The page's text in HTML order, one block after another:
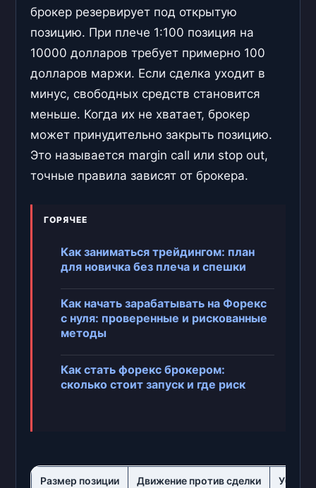
брокер резервирует под открытую
позицию. При плече 1:100 позиция на
10000 долларов требует примерно 100
долларов маржи. Если сделка уходит в
минус, свободных средств становится
меньше. Когда их не хватает, брокер
может принудительно закрыть позицию.
Это называется margin call или stop out,
точные правила зависят от брокера.
ГОРЯЧЕЕ
Как заниматься трейдингом: план
для новичка без плеча и спешки
Как начать зарабатывать на Форекс
с нуля: проверенные и рискованные
методы
Как стать форекс брокером:
сколько стоит запуск и где риск
Размер позиции Движение против сделки